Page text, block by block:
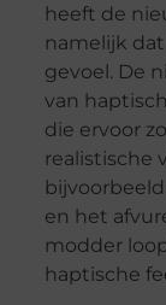
heeft de
namelijk
gevoel. De
van
die ervoor
realistische
en het
modder
haptische